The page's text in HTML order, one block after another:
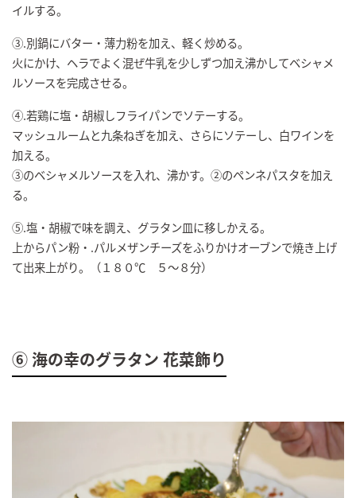
イルする。
③.別鍋にバター・薄力粉を加え、軽く炒める。
火にかけ、ヘラでよく混ぜ牛乳を少しずつ加え沸かしてベシャメ
ルソースを完成させる。
④.若鶏に塩・胡椒しフライパンでソテーする。
マッシュルームと九条ねぎを加え、さらにソテーし、白ワインを
加える。
③のベシャメルソースを入れ、沸かす。②のペンネパスタを加え
る。
⑤.塩・胡椒で味を調え、グラタン皿に移しかえる。
上からパン粉・.パルメザンチーズをふりかけオーブンで焼き上げ
て出来上がり。（１８０℃ ５～８分）
⑥ 海の幸のグラタン 花菜飾り